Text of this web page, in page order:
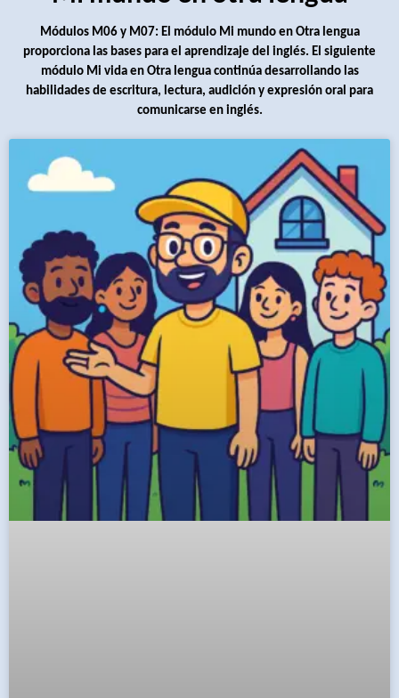
Módulos M06 y M07: El módulo Mi mundo en Otra lengua
proporciona las bases para el aprendizaje del inglés. El siguiente
módulo Mi vida en Otra lengua continúa desarrollando las
habilidades de escritura, lectura, audición y expresión oral para
comunicarse en inglés.